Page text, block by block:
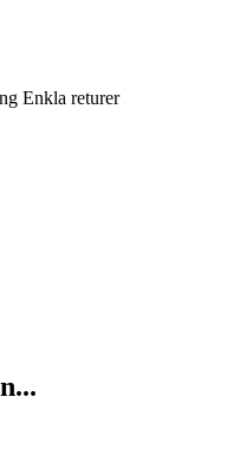
Enkla returer